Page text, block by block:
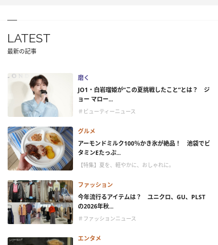
LATEST
最新の記事
磨く
JO1・白岩瑠姫が“この夏挑戦したこと”とは？ ジ
ョー マロー...
＃ビューティーニュース
グルメ
アーモンドミルク100％かき氷が絶品！ 池袋でビ
タミンEたっぷ...
【特集】夏を、軽やかに、おしゃれに。
ファッション
今年流行るアイテムは？ ユニクロ、GU、PLST
の2026年秋...
＃ファッションニュース
エンタメ